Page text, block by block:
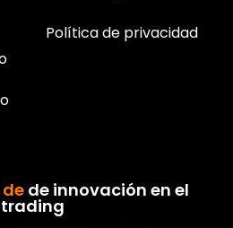
Política de privacidad
de de innovación en el
trading